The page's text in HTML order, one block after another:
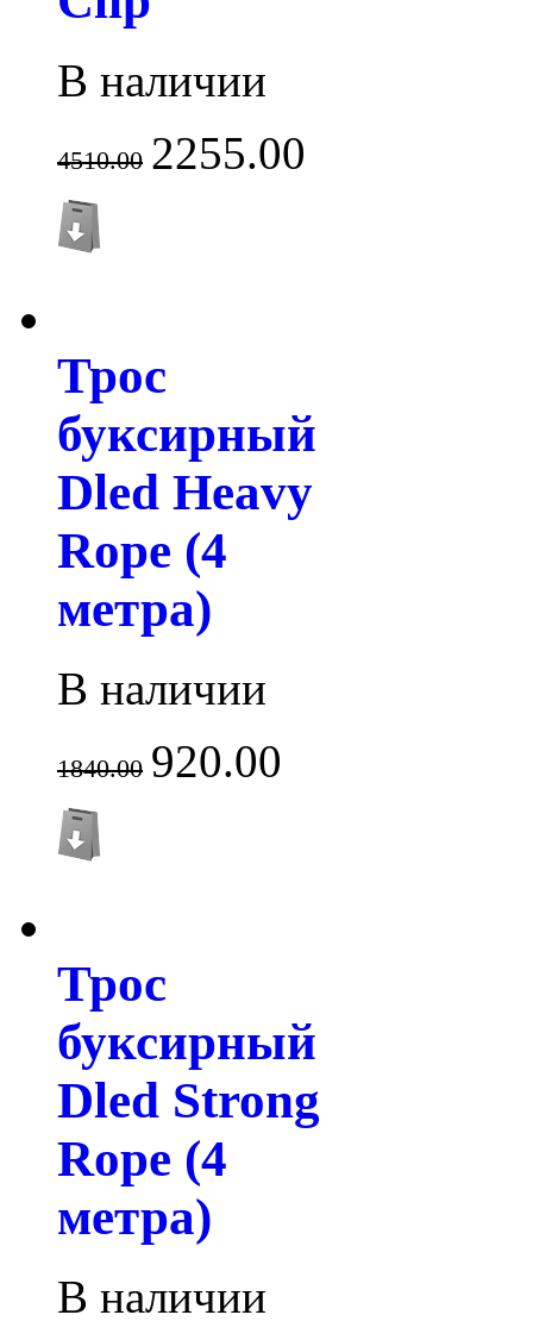
В наличии
4510.00 2255.00
Трос
буксирный
Dled Heavy
Rope (4
метра)
В наличии
1840.00 920.00
Трос
буксирный
Dled Strong
Rope (4
метра)
В наличии